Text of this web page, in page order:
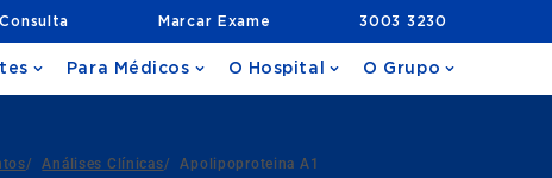
Marcar Exame 3003 3230
Para Médicos O Hospital O Grupo
/ Análises Clínicas/ Apolipoproteina A1